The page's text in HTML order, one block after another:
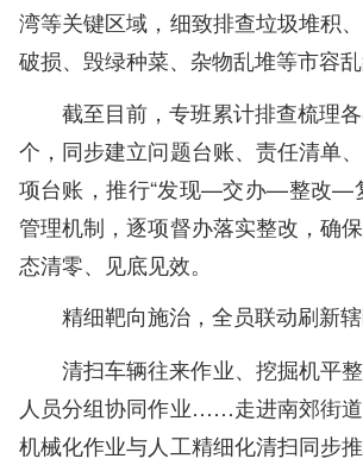
湾等关键区域，细致排查垃圾堆积
破损、毁绿种菜、杂物乱堆等市容
截至目前，专班累计排查梳理
个，同步建立问题台账、责任清单
项台账，推行“发现—交办—整改—
管理机制，逐项督办落实整改，确
态清零、见底见效。
精细靶向施治，全员联动刷新
清扫车辆往来作业、挖掘机平
人员分组协同作业……走进南郊街道
机械化作业与人工精细化清扫同步推